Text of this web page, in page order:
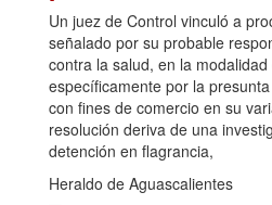
Un juez de Control vinculó a
señalado por su probable
contra la salud, en la
específicamente por la
con fines de comercio en su
resolución deriva de una
detención en flagrancia,
Heraldo de Aguascalientes